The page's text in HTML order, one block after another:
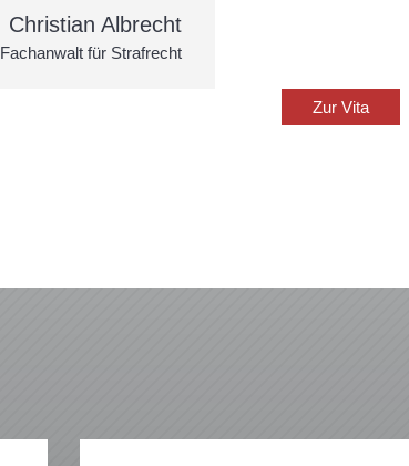
Christian Albrecht
Fachanwalt für Strafrecht
Zur Vita